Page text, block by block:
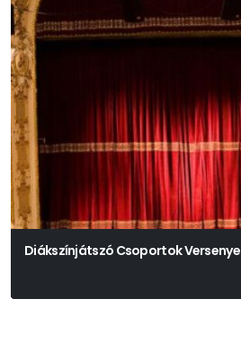
Diákszínjátszó Csoportok Versenye